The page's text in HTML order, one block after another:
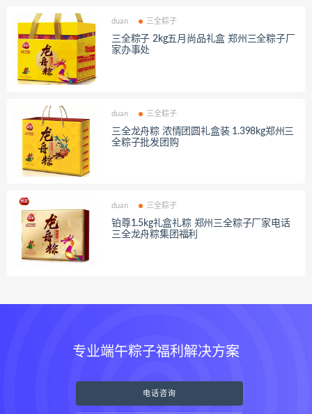
duan 三全粽子
三全粽子 2kg五月尚品礼盒 郑州三全粽子厂
家办事处
duan 三全粽子
三全龙舟粽 浓情团圆礼盒装 1.398kg郑州三
全粽子批发团购
duan 三全粽子
铂尊1.5kg礼盒礼粽 郑州三全粽子厂家电话
三全龙舟粽集团福利
专业端午粽子福利解决方案
电话咨询